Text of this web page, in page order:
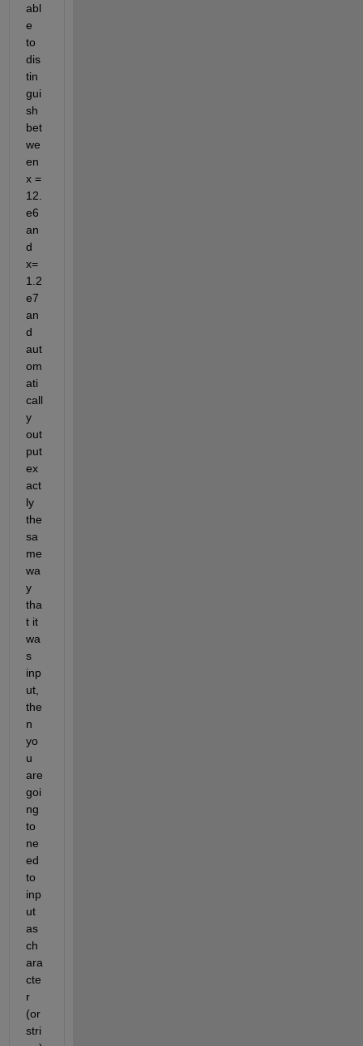
abl
e
to
dis
tin
gui
sh
bet
we
en
x =
12.
e6
an
d
x=
1.2
e7
an
d
aut
om
ati
call
y
out
put
ex
act
ly
the
sa
me
wa
y
tha
t it
wa
s
inp
ut,
the
n
yo
u
are
goi
ng
to
ne
ed
to
inp
ut
as
ch
ara
cte
r
(or
stri